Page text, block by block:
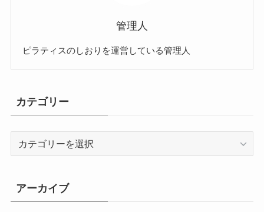
管理人
ピラティスのしおりを運営している管理人
カテゴリー
ー
アーカイブ